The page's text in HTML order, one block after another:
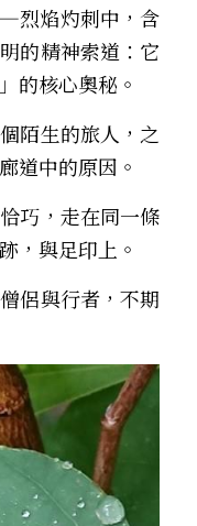
烈焰灼刺中，含
的精神索道：它
的核心奧秘。
陌生的旅人，之
道中的原因。
巧，走在同一條
，與足印上。
侶與行者，不期